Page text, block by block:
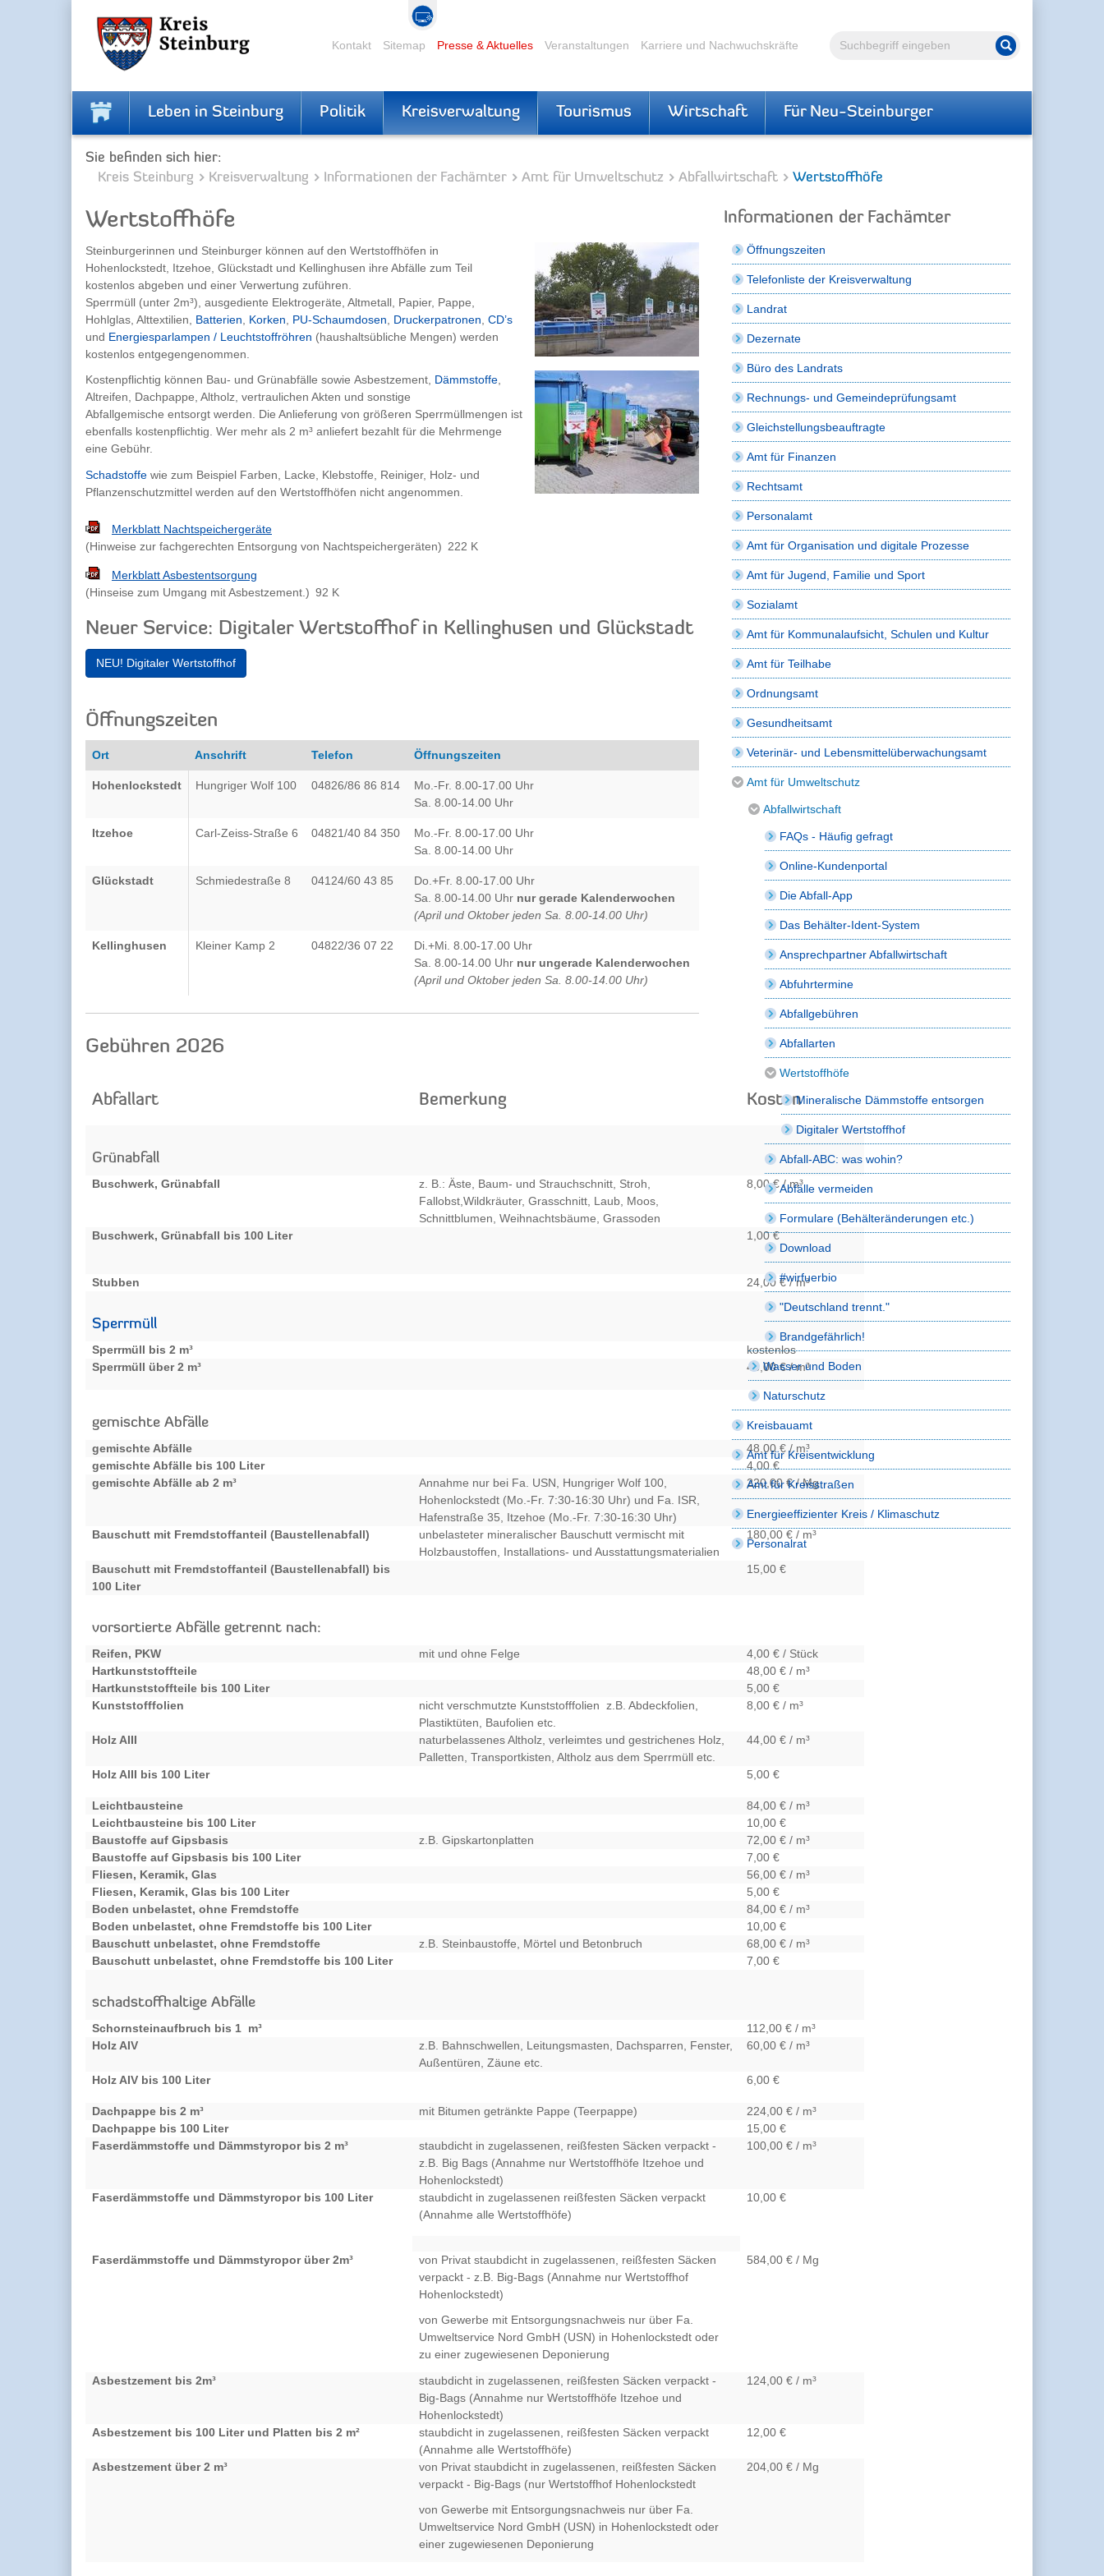
Volltextsuche Suche starten
Kontakt Sitemap Presse & Aktuelles Veranstaltungen Karriere und Nachwuchskräfte
Leben in Steinburg Politik Kreisverwaltung Tourismus Wirtschaft Für Neu-Steinburger
Sie befinden sich hier:
Kreis Steinburg
Kreisverwaltung Informationen der Fachämter Amt für Umweltschutz Abfallwirtschaft Wertstoffhöfe
Wertstoffhöfe
Steinburgerinnen und Steinburger können auf den Wertstoffhöfen in
Hohenlockstedt, Itzehoe, Glückstadt und Kellinghusen ihre Abfälle zum Teil
kostenlos abgeben und einer Verwertung zuführen.
Sperrmüll (unter 2m³), ausgediente Elektrogeräte, Altmetall, Papier, Pappe,
Hohlglas, Alttextilien, Batterien Korken PU-Schaumdosen Druckerpatronen CD’s
und Energiesparlampen / Leuchtstoffröhren (haushaltsübliche Mengen) werden
kostenlos entgegengenommen.
Kostenpflichtig können Bau- und Grünabfälle sowie Asbestzement, Dämmstoffe
Altreifen, Dachpappe, Altholz, vertraulichen Akten und sonstige
Abfallgemische entsorgt werden. Die Anlieferung von größeren Sperrmüllmengen ist
ebenfalls kostenpflichtig. Wer mehr als 2 m³ anliefert bezahlt für die Mehrmenge
eine Gebühr.
Schadstoffe wie zum Beispiel Farben, Lacke, Klebstoffe, Reiniger, Holz- und
Pflanzenschutzmittel werden auf den Wertstoffhöfen nicht angenommen.
Merkblatt Nachtspeichergeräte
(Hinweise zur fachgerechten Entsorgung von Nachtspeichergeräten) 222 K
Merkblatt Asbestentsorgung
(Hinseise zum Umgang mit Asbestzement.) 92 K
Neuer Service: Digitaler Wertstoffhof in Kellinghusen und Glückstadt
NEU! Digitaler Wertstoffhof
Öffnungszeiten
Ort Anschrift Telefon Öffnungszeiten
Hohenlockstedt Hungriger Wolf 100 04826/86 86 814
Mo.-Fr. 8.00-17.00 Uhr
Sa. 8.00-14.00 Uhr
Itzehoe Carl-Zeiss-Straße 6 04821/40 84 350
Mo.-Fr. 8.00-17.00 Uhr
Sa. 8.00-14.00 Uhr
Glückstadt Schmiedestraße 8 04124/60 43 85
Do.+Fr. 8.00-17.00 Uhr
Sa. 8.00-14.00 Uhr nur gerade Kalenderwochen
(April und Oktober jeden Sa. 8.00-14.00 Uhr)
Kellinghusen Kleiner Kamp 2 04822/36 07 22
Di.+Mi. 8.00-17.00 Uhr
Sa. 8.00-14.00 Uhr nur ungerade Kalenderwochen
(April und Oktober jeden Sa. 8.00-14.00 Uhr)
Gebühren 2026
Abfallart Bemerkung Kosten
Grünabfall
Buschwerk, Grünabfall
z. B.: Äste, Baum- und Strauchschnitt, Stroh,
Fallobst,Wildkräuter, Grasschnitt, Laub, Moos,
Schnittblumen, Weihnachtsbäume, Grassoden
8,00 € / m³
Buschwerk, Grünabfall bis 100 Liter 1,00 €
Stubben 24,00 € / m³
Sperrmüll
Sperrmüll bis 2 m³
kostenlos
Sperrmüll über 2 m³
48,00 € / m³
gemischte Abfälle
gemischte Abfälle
48,00 € / m³
gemischte Abfälle bis 100 Liter
4,00 €
gemischte Abfälle ab 2 m³
Annahme nur bei Fa. USN, Hungriger Wolf 100,
Hohenlockstedt (Mo.-Fr. 7:30-16:30 Uhr) und Fa. ISR,
Hafenstraße 35, Itzehoe (Mo.-Fr. 7:30-16:30 Uhr)
220,00 € / Mg
Bauschutt mit Fremdstoffanteil (Baustellenabfall)
unbelasteter mineralischer Bauschutt vermischt mit
Holzbaustoffen, Installations- und Ausstattungsmaterialien
180,00 € / m³
Bauschutt mit Fremdstoffanteil (Baustellenabfall) bis
100 Liter
15,00 €
vorsortierte Abfälle getrennt nach:
Reifen, PKW mit und ohne Felge
4,00 € / Stück
Hartkunststoffteile
48,00 € / m³
Hartkunststoffteile bis 100 Liter
5,00 €
Kunststofffolien
nicht verschmutzte Kunststofffolien z.B. Abdeckfolien,
Plastiktüten, Baufolien etc.
8,00 € / m³
Holz AIII
naturbelassenes Altholz, verleimtes und gestrichenes Holz,
Palletten, Transportkisten, Altholz aus dem Sperrmüll etc.
44,00 € / m³
Holz AIII bis 100 Liter 5,00 €
Leichtbausteine
84,00 € / m³
Leichtbausteine bis 100 Liter
10,00 €
Baustoffe auf Gipsbasis
z.B. Gipskartonplatten
72,00 € / m³
Baustoffe auf Gipsbasis bis 100 Liter
7,00 €
Fliesen, Keramik, Glas
56,00 € / m³
Fliesen, Keramik, Glas bis 100 Liter
5,00 €
Boden unbelastet, ohne Fremdstoffe
84,00 € / m³
Boden unbelastet, ohne Fremdstoffe bis 100 Liter
10,00 €
Bauschutt unbelastet, ohne Fremdstoffe
z.B. Steinbaustoffe, Mörtel und Betonbruch
68,00 € / m³
Bauschutt unbelastet, ohne Fremdstoffe bis 100 Liter
7,00 €
schadstoffhaltige Abfälle
Schornsteinaufbruch bis 1 m³
112,00 € / m³
Holz AIV
z.B. Bahnschwellen, Leitungsmasten, Dachsparren, Fenster,
Außentüren, Zäune etc.
60,00 € / m³
Holz AIV bis 100 Liter 6,00 €
Dachpappe bis 2 m³ mit Bitumen getränkte Pappe (Teerpappe)
224,00 € / m³
Dachpappe bis 100 Liter
15,00 €
Faserdämmstoffe und Dämmstyropor bis 2 m³
staubdicht in zugelassenen, reißfesten Säcken verpackt -
z.B. Big Bags (Annahme nur Wertstoffhöfe Itzehoe und
Hohenlockstedt)
100,00 € / m³
Faserdämmstoffe und Dämmstyropor bis 100 Liter
staubdicht in zugelassenen reißfesten Säcken verpackt
(Annahme alle Wertstoffhöfe)
10,00 €
Faserdämmstoffe und Dämmstyropor über 2m³
von Privat staubdicht in zugelassenen, reißfesten Säcken
verpackt - z.B. Big-Bags (Annahme nur Wertstoffhof
Hohenlockstedt)
von Gewerbe mit Entsorgungsnachweis nur über Fa.
Umweltservice Nord GmbH (USN) in Hohenlockstedt oder
zu einer zugewiesenen Deponierung
584,00 € / Mg
Asbestzement bis 2m³
staubdicht in zugelassenen, reißfesten Säcken verpackt -
Big-Bags (Annahme nur Wertstoffhöfe Itzehoe und
Hohenlockstedt)
124,00 € / m³
Asbestzement bis 100 Liter und Platten bis 2 m²
staubdicht in zugelassenen, reißfesten Säcken verpackt
(Annahme alle Wertstoffhöfe)
12,00 €
Asbestzement über 2 m³
von Privat staubdicht in zugelassenen, reißfesten Säcken
verpackt - Big-Bags (nur Wertstoffhof Hohenlockstedt
von Gewerbe mit Entsorgungsnachweis nur über Fa.
Umweltservice Nord GmbH (USN) in Hohenlockstedt oder
einer zugewiesenen Deponierung
204,00 € / Mg
Informationen der Fachämter
Öffnungszeiten
Telefonliste der Kreisverwaltung
Landrat
Dezernate
Büro des Landrats
Rechnungs- und Gemeindeprüfungsamt
Gleichstellungsbeauftragte
Amt für Finanzen
Rechtsamt
Personalamt
Amt für Organisation und digitale Prozesse
Amt für Jugend, Familie und Sport
Sozialamt
Amt für Kommunalaufsicht, Schulen und Kultur
Amt für Teilhabe
Ordnungsamt
Gesundheitsamt
Veterinär- und Lebensmittelüberwachungsamt
Amt für Umweltschutz
Abfallwirtschaft
FAQs - Häufig gefragt
Online-Kundenportal
Die Abfall-App
Das Behälter-Ident-System
Ansprechpartner Abfallwirtschaft
Abfuhrtermine
Abfallgebühren
Abfallarten
Wertstoffhöfe
Mineralische Dämmstoffe entsorgen
Digitaler Wertstoffhof
Abfall-ABC: was wohin?
Abfälle vermeiden
Formulare (Behälteränderungen etc.)
Download
#wirfuerbio
"Deutschland trennt."
Brandgefährlich!
Wasser und Boden
Naturschutz
Kreisbauamt
Amt für Kreisentwicklung
Amt für Kreisstraßen
Energieeffizienter Kreis / Klimaschutz
Personalrat